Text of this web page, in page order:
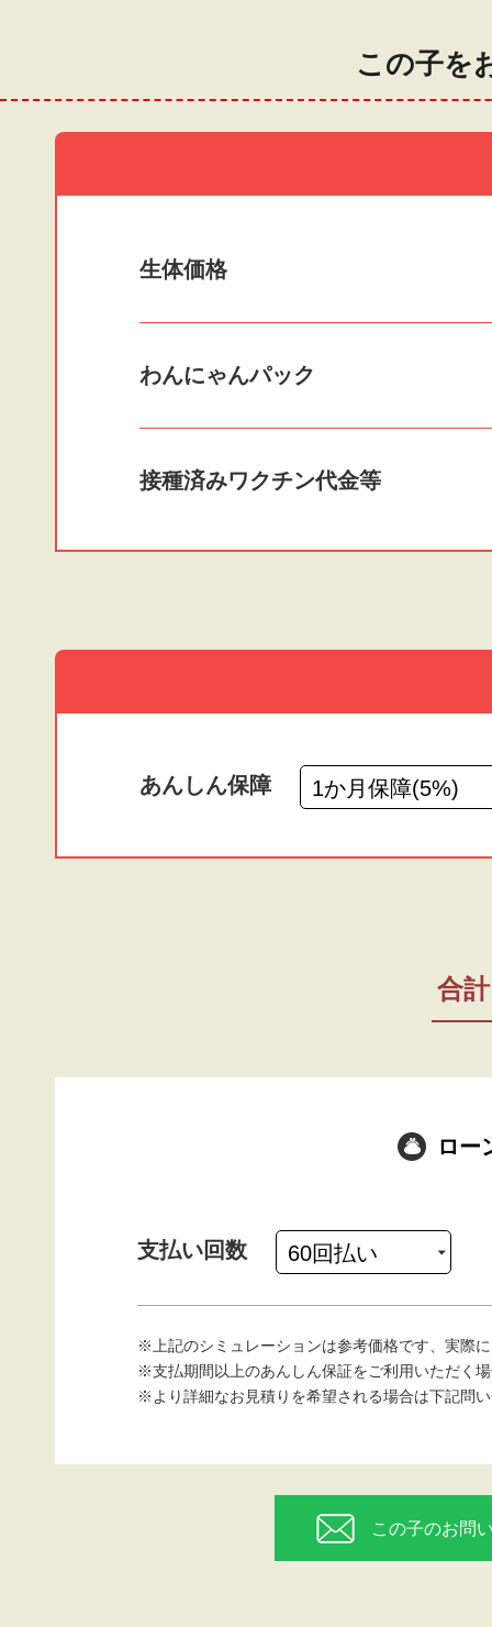
この子を
生体価格
わんにゃんパック
接種済みワクチン代金等
あんしん保障
合計
ロー
支払い回数
※上記のシミュレーションは参考価格です、実際
※支払期間以上のあんしん保証をご利用いただく
※より詳細なお見積りを希望される場合は下記問
この子のお問